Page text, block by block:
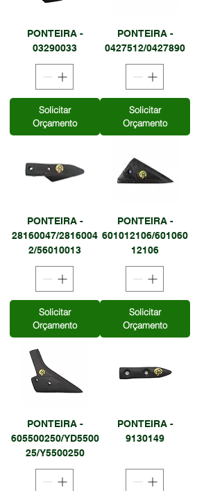
PONTEIRA -
03290033
Solicitar
Orçamento
PONTEIRA -
0427512/0427890
Solicitar
Orçamento
PONTEIRA -
28160047/2816004
2/56010013
Solicitar
Orçamento
PONTEIRA -
601012106/601060
12106
Solicitar
Orçamento
PONTEIRA -
605500250/YD5500
25/Y5500250
PONTEIRA -
9130149